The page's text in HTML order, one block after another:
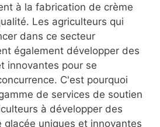
à la fabrication de crème
Les agriculteurs qui
dans ce secteur
également développer des
innovantes pour se
C'est pourquoi
de services de soutien
à développer des
glacée uniques et innovantes